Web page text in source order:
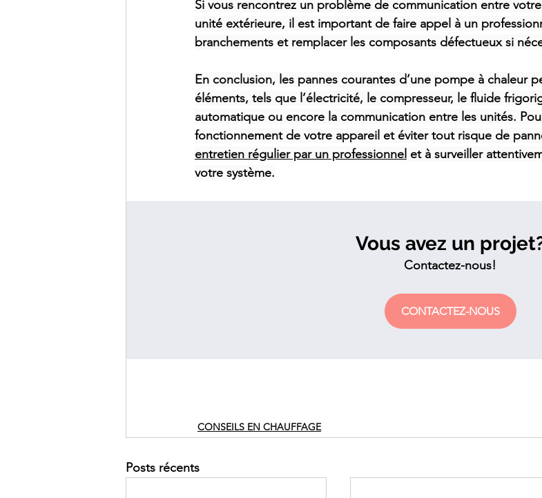
Si vous rencontrez un problème de communication entre
unité extérieure, il est important de faire appel à un
branchements et remplacer les composants défectueux si
En conclusion, les pannes courantes d’une pompe à chaleur
éléments, tels que l’électricité, le compresseur, le fluide
automatique ou encore la communication entre les unités.
fonctionnement de votre appareil et éviter tout risque de
entretien régulier par un professionnel et à surveiller
votre système.
Vous avez un
Contactez-nous!
CONTACTEZ-NOUS
CONSEILS EN CHAUFFAGE
Posts récents